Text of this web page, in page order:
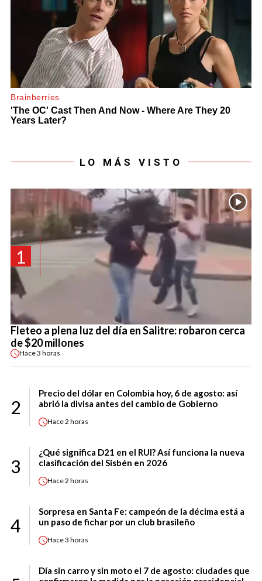
LO MÁS VISTO
1
Fleteo a plena luz del día en Salitre: robaron cerca
de $20 millones
Hace3 horas
2
Precio del dólar en Colombia hoy, 6 de agosto: así
abrió la divisa antes del cambio de Gobierno
Hace2 horas
3
¿Qué significa D21 en el RUI? Así funciona la nueva
clasificación del Sisbén en 2026
Hace2 horas
4
Sorpresa en Santa Fe: campeón de la décima está a
un paso de fichar por un club brasileño
Hace3 horas
Día sin carro y sin moto el 7 de agosto: ciudades que